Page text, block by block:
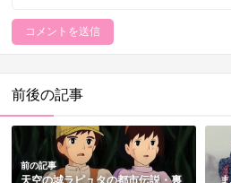
前後の記事
前の記事
天空の城ラピュタの都市伝説・裏